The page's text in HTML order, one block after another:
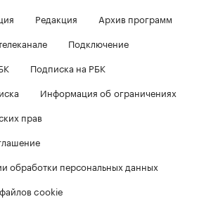
Редакция
Архив программ
Подключение
Подписка на РБК
Информация об ограничениях
прав
обработки персональных данных
cookie